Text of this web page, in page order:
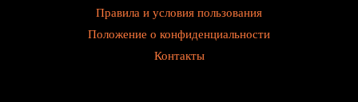
Правила и условия пользования
Положение о конфиденциальности
Контакты